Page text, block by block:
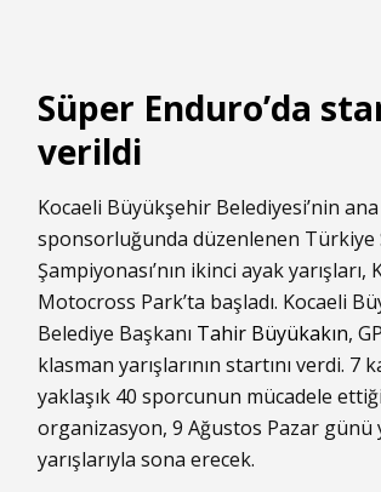
Süper Enduro’da
verildi
Kocaeli Büyükşehir Belediyesi’nin ana
sponsorluğunda düzenlenen Türkiye
Şampiyonası’nın ikinci ayak yarışları,
Motocross Park’ta başladı. Kocaeli
Belediye Başkanı Tahir Büyükakın,
klasman yarışlarının startını verdi. 7
yaklaşık 40 sporcunun mücadele ettiği
organizasyon, 9 Ağustos Pazar günü
yarışlarıyla sona erecek.